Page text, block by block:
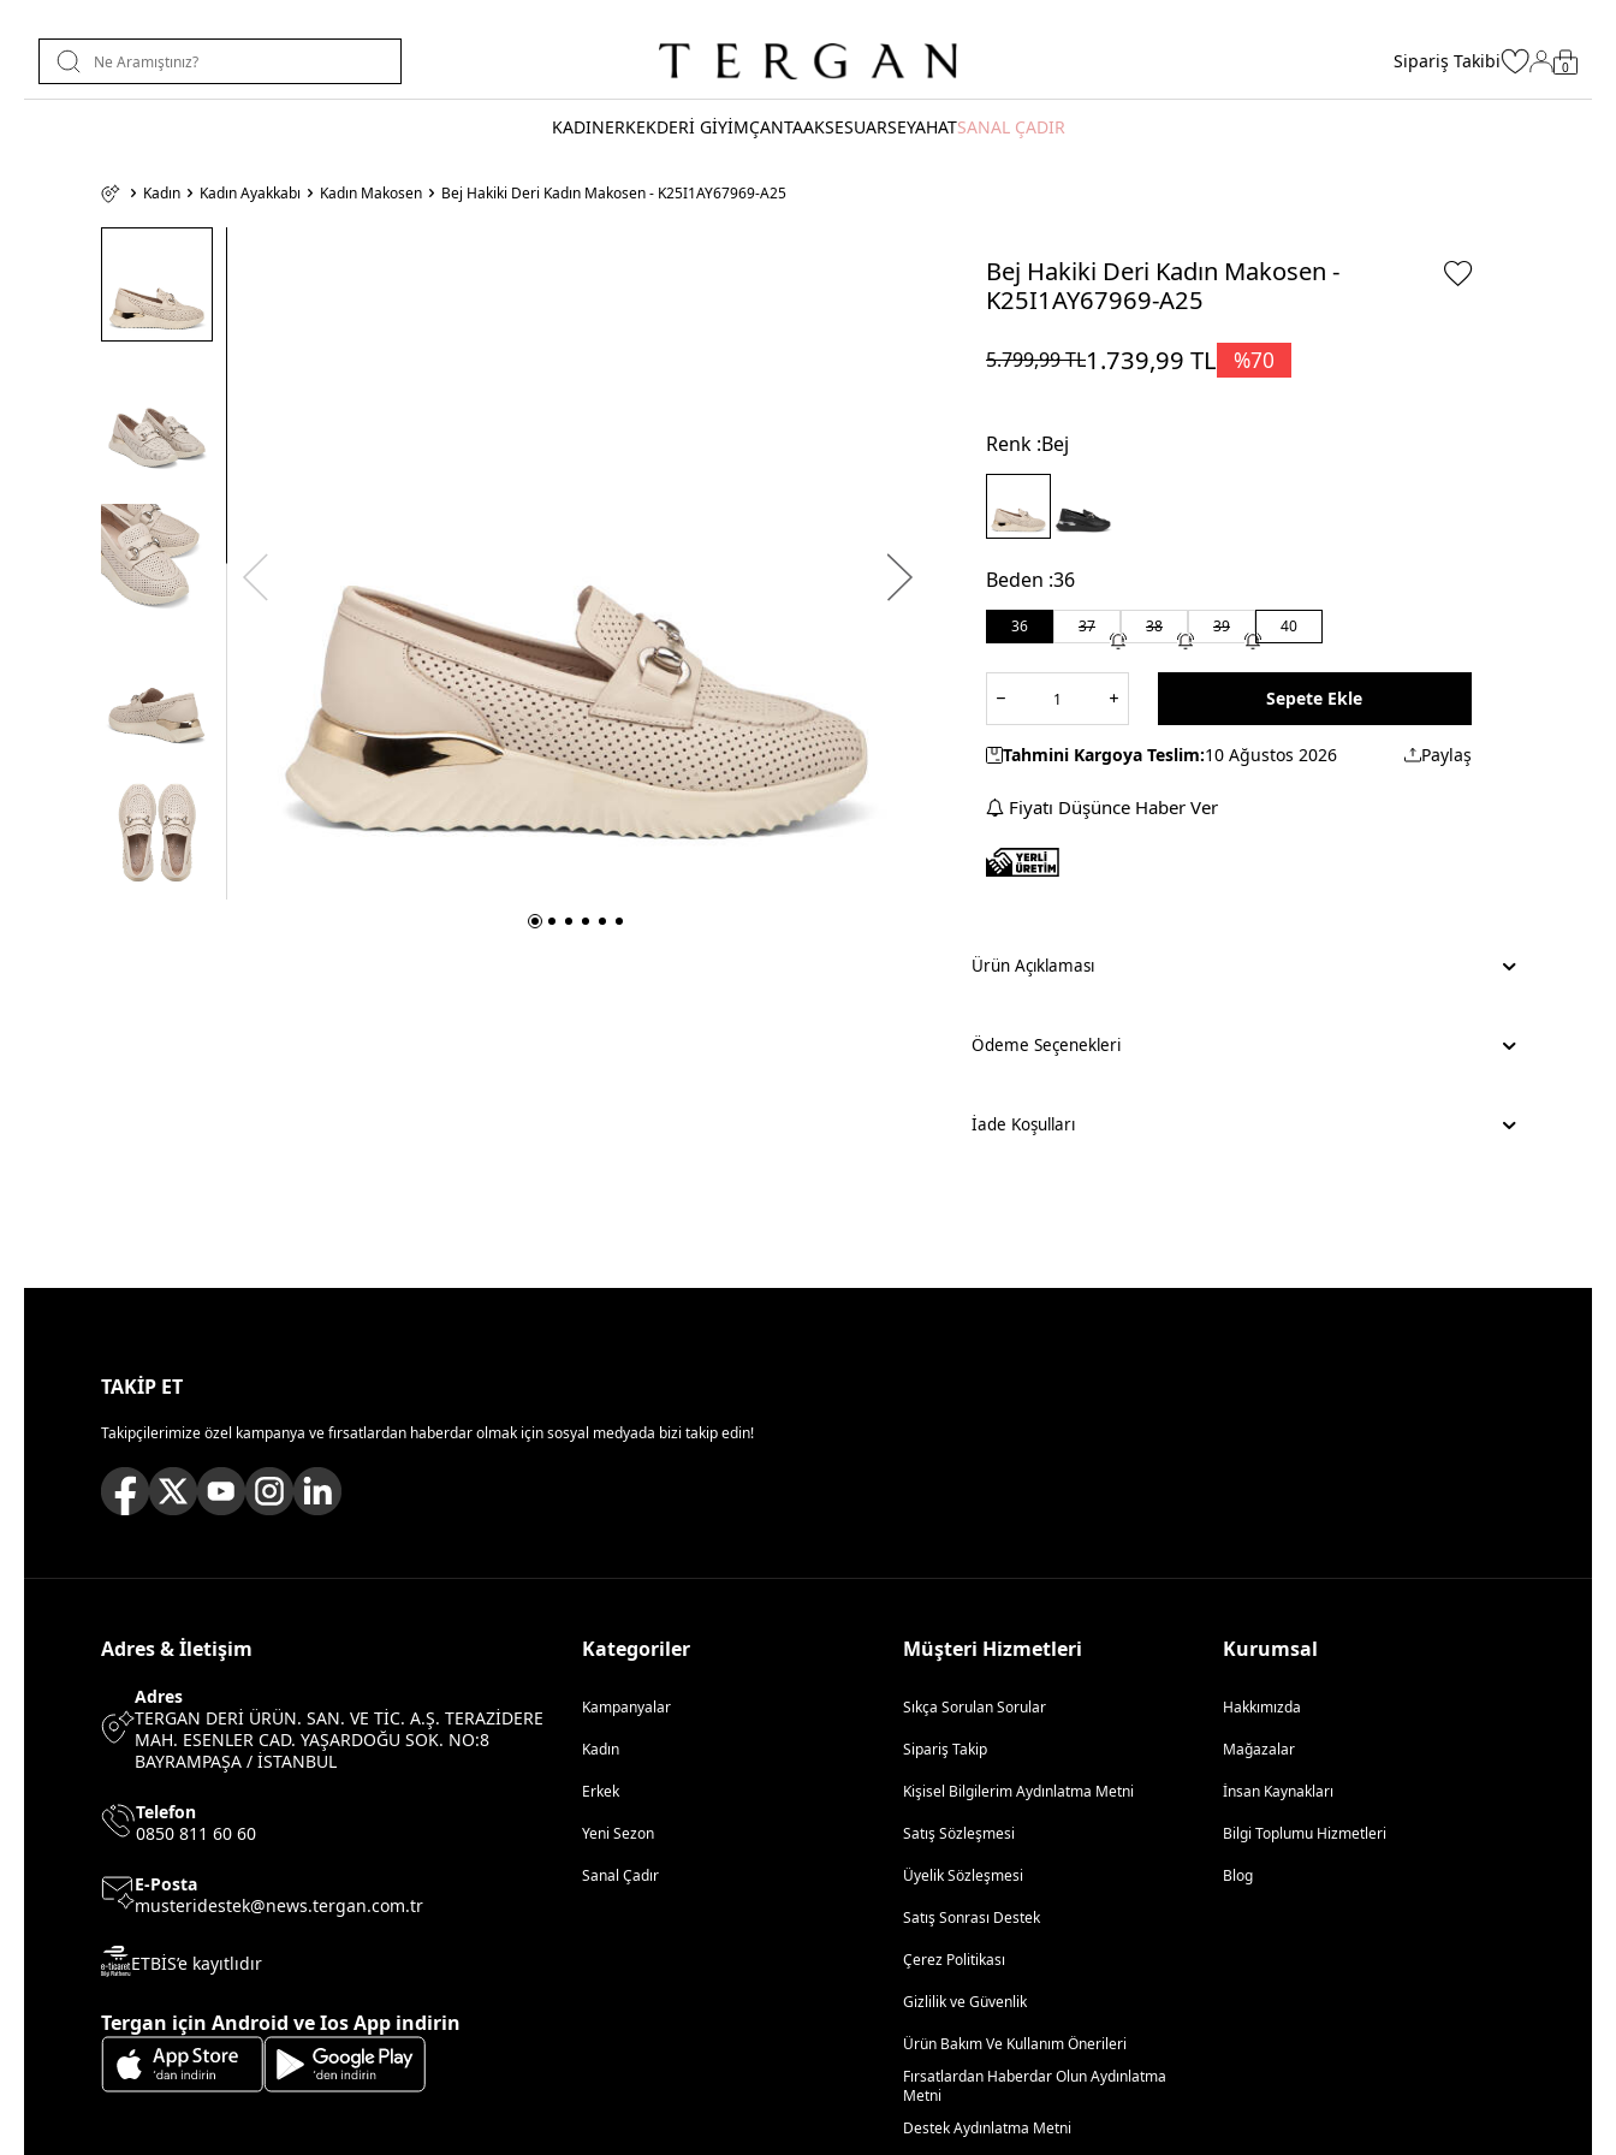
Sipariş Takibi 0
KADINERKEKDERİ GİYİMÇANTAAKSESUARSEYAHATSANAL ÇADIR
Kadın Kadın Ayakkabı Kadın Makosen Bej Hakiki Deri Kadın Makosen - K25I1AY67969-A25
Bej Hakiki Deri Kadın Makosen -
K25I1AY67969-A25
5.799,99TL1.739,99 TL %70
Renk :Bej
Beden :36
36 37 38 39 40
Sepete Ekle
Tahmini Kargoya Teslim:10 Ağustos 2026 Paylaş
Fiyatı Düşünce Haber Ver
Ürün Açıklaması
Ödeme Seçenekleri
İade Koşulları
TAKİP ET
Takipçilerimize özel kampanya ve fırsatlardan haberdar olmak için sosyal medyada bizi takip edin!
Adres & İletişim
Adres
TERGAN DERİ ÜRÜN. SAN. VE TİC. A.Ş. TERAZİDERE
MAH. ESENLER CAD. YAŞARDOĞU SOK. NO:8
BAYRAMPAŞA / İSTANBUL
Telefon
0850 811 60 60
E-Posta
musteridestek@news.tergan.com.tr
ETBİS’e kayıtlıdır
Tergan için Android ve Ios App indirin
Kategoriler
Kampanyalar
Kadın
Erkek
Yeni Sezon
Sanal Çadır
Müşteri Hizmetleri
Sıkça Sorulan Sorular
Sipariş Takip
Kişisel Bilgilerim Aydınlatma Metni
Satış Sözleşmesi
Üyelik Sözleşmesi
Satış Sonrası Destek
Çerez Politikası
Gizlilik ve Güvenlik
Ürün Bakım Ve Kullanım Önerileri
Fırsatlardan Haberdar Olun Aydınlatma
Metni
Destek Aydınlatma Metni
Kurumsal
Hakkımızda
Mağazalar
İnsan Kaynakları
Bilgi Toplumu Hizmetleri
Blog